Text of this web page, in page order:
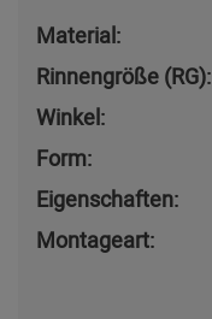
Material:
Rinnengröße (RG):
Winkel:
Form:
Eigenschaften:
Montageart: